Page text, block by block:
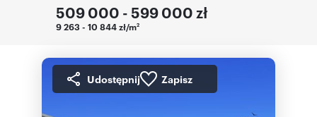
509 000 - 599 000 zł
9 263 - 10 844 zł/m2
Udostępnij Zapisz